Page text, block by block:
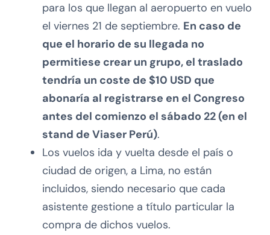
para los que llegan al aeropuerto en vuelo
el viernes 21 de septiembre. En caso de
que el horario de su llegada no
permitiese crear un grupo, el traslado
tendría un coste de $10 USD que
abonaría al registrarse en el Congreso
antes del comienzo el sábado 22 (en el
stand de Viaser Perú).
Los vuelos ida y vuelta desde el país o
ciudad de origen, a Lima, no están
incluidos, siendo necesario que cada
asistente gestione a título particular la
compra de dichos vuelos.